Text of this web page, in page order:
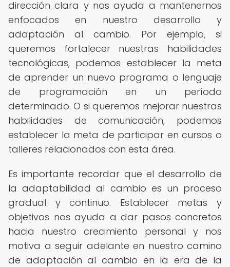
dirección clara y nos ayuda a mantenernos
enfocados en nuestro desarrollo y
adaptación al cambio. Por ejemplo, si
queremos fortalecer nuestras habilidades
tecnológicas, podemos establecer la meta
de aprender un nuevo programa o lenguaje
de programación en un período
determinado. O si queremos mejorar nuestras
habilidades de comunicación, podemos
establecer la meta de participar en cursos o
talleres relacionados con esta área.
Es importante recordar que el desarrollo de
la adaptabilidad al cambio es un proceso
gradual y continuo. Establecer metas y
objetivos nos ayuda a dar pasos concretos
hacia nuestro crecimiento personal y nos
motiva a seguir adelante en nuestro camino
de adaptación al cambio en la era de la